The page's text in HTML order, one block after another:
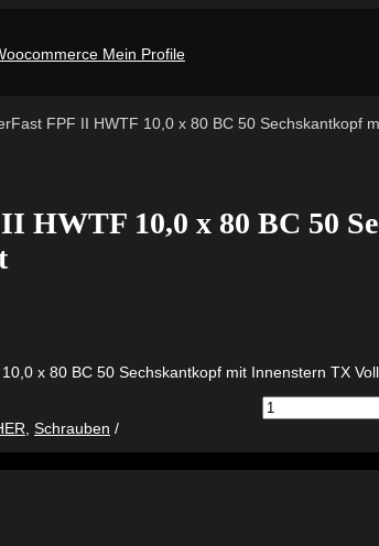
FPF II HWTF 10,0 x 80 BC 50 Sechskantkopf
HWTF 10,0 x 80 BC 50
x 80 BC 50 Sechskantkopf mit Innenstern TX
fischer
PowerFast
II
HWTF
Schrauben